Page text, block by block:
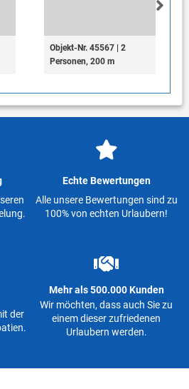
Objekt-Nr. 45567 | 2
Personen, 200 m
Echte Bewertungen
Alle unsere Bewertungen sind zu
100% von echten Urlaubern!
der
Mehr als 500.000 Kunden
Wir möchten, dass auch Sie zu
einem dieser zufriedenen
Urlaubern werden.